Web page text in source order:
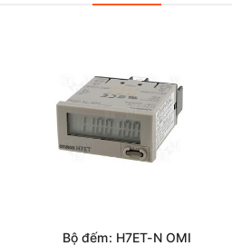
Bộ đếm: H7ET-N OMI